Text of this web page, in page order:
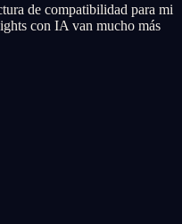
de compatibilidad para mi
con IA van mucho más